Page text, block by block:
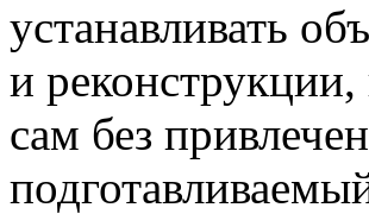
устанавливать
и
сам без